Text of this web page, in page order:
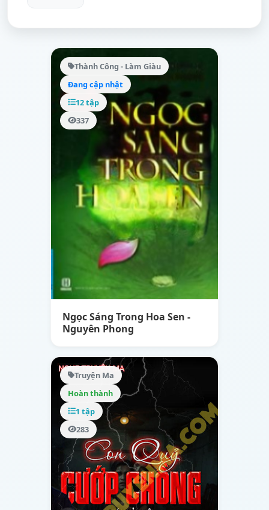
Thành Công - Làm Giàu
Đang cập nhật
12 tập
337
Ngọc Sáng Trong Hoa Sen -
Nguyên Phong
Truyện Ma
Hoàn thành
1 tập
283